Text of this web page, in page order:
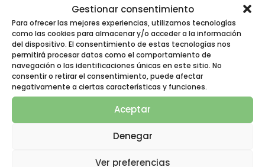
Gestionar consentimiento
Para ofrecer las mejores experiencias, utilizamos tecnologías
como las cookies para almacenar y/o acceder a la información
del dispositivo. El consentimiento de estas tecnologías nos
permitirá procesar datos como el comportamiento de
navegación o las identificaciones únicas en este sitio. No
consentir o retirar el consentimiento, puede afectar
negativamente a ciertas características y funciones.
Aceptar
Denegar
Ver preferencias
équipement de repos
GROUPE POLYGONE